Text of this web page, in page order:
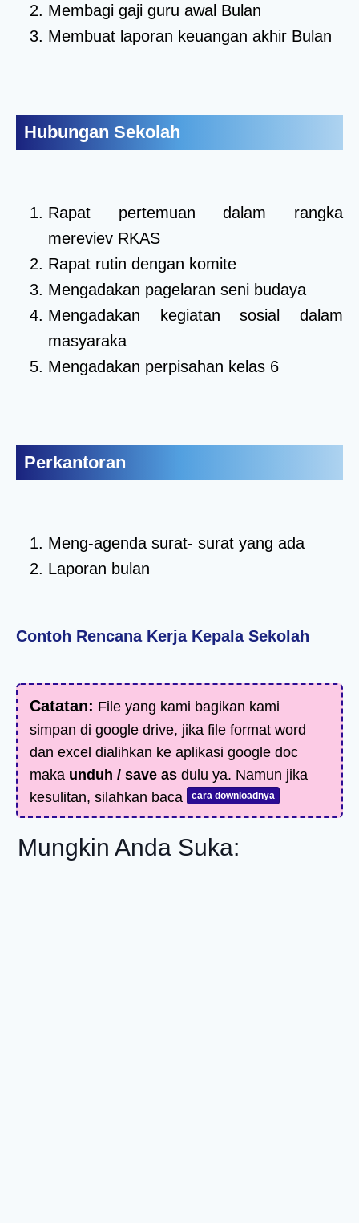
Membagi gaji guru awal Bulan
Membuat laporan keuangan akhir Bulan
Hubungan Sekolah
Rapat pertemuan dalam rangka
mereviev RKAS
Rapat rutin dengan komite
Mengadakan pagelaran seni budaya
Mengadakan kegiatan sosial dalam
masyaraka
Mengadakan perpisahan kelas 6
Perkantoran
Meng-agenda surat- surat yang ada
Laporan bulan
Contoh Rencana Kerja Kepala Sekolah
Catatan: File yang kami bagikan kami
simpan di google drive, jika file format word
dan excel dialihkan ke aplikasi google doc
maka unduh / save as dulu ya. Namun jika
kesulitan, silahkan baca
cara downloadnya
Mungkin Anda Suka: